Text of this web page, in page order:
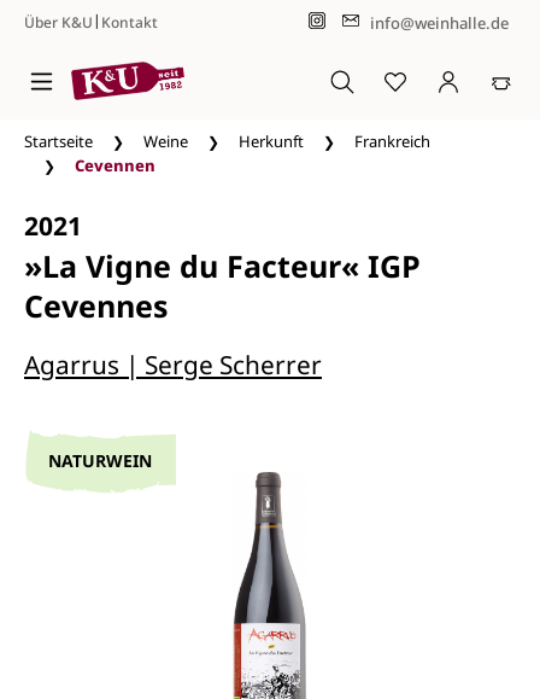
Zum Hauptinhalt springen
Über K&U| Kontakt info@weinhalle.de
Startseite Weine Herkunft
Frankreich
Cevennen
2021
»La Vigne du Facteur« IGP
Cevennes
Agarrus | Serge Scherrer
Bildergalerie überspringen
NATURWEIN